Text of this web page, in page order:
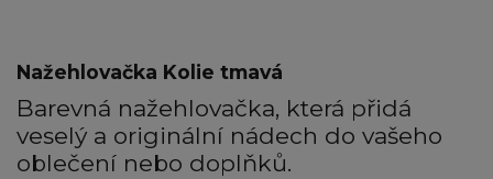
Nažehlovačka Kolie tmavá
Barevná nažehlovačka, která přidá
veselý a originální nádech do vašeho
oblečení nebo doplňků.